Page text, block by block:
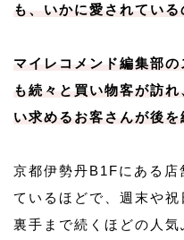
も、いかに愛されている
マイレコメンド編集部
も続々と買い物客が訪
い求めるお客さんが後を
京都伊勢丹B1Fにある店
ているほどで、週末や
裏手まで続くほどの人気